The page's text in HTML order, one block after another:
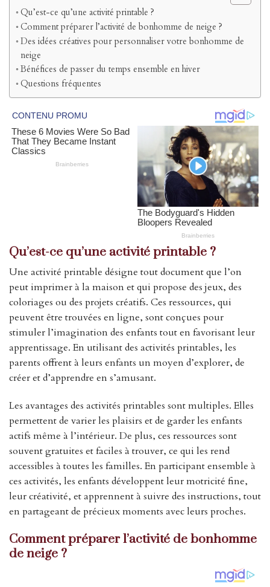
Qu’est-ce qu’une activité printable ?
Comment préparer l’activité de bonhomme de neige ?
Des idées créatives pour personnaliser votre bonhomme de
neige
Bénéfices de passer du temps ensemble en hiver
Questions fréquentes
Qu’est-ce qu’une activité printable ?
Une activité printable désigne tout document que l’on
peut imprimer à la maison et qui propose des jeux, des
coloriages ou des projets créatifs. Ces ressources, qui
peuvent être trouvées en ligne, sont conçues pour
stimuler l’imagination des enfants tout en favorisant leur
apprentissage. En utilisant des activités printables, les
parents offrent à leurs enfants un moyen d’explorer, de
créer et d’apprendre en s’amusant.
Les avantages des activités printables sont multiples. Elles
permettent de varier les plaisirs et de garder les enfants
actifs même à l’intérieur. De plus, ces ressources sont
souvent gratuites et faciles à trouver, ce qui les rend
accessibles à toutes les familles. En participant ensemble à
ces activités, les enfants développent leur motricité fine,
leur créativité, et apprennent à suivre des instructions, tout
en partageant de précieux moments avec leurs proches.
Comment préparer l’activité de bonhomme
de neige ?